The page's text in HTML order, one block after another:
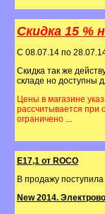
Скидка 15 %
C 08.07.14 по
Скидка так же
складе но доступны
Цены в магазине
рассчитывается при
ограничено ...
Е17,1 от ROCO
В продажу
New 2014.